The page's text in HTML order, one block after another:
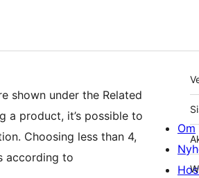
shown under the Related
a product, it’s possible to
Choosing less than 4,
according to
Om